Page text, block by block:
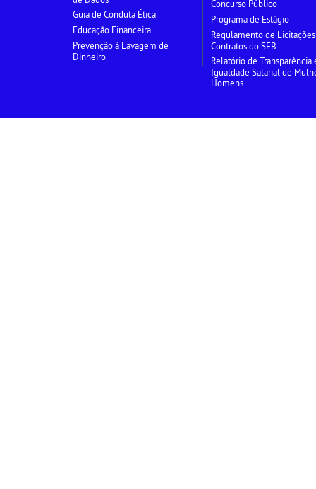
Guia de Conduta Ética
Educação Financeira
Prevenção à Lavagem de
Dinheiro
Concurso Público
Programa de Estágio
Regulamento de
Contratos do SFB
Relatório de Transparência
Igualdade Salarial de
Homens